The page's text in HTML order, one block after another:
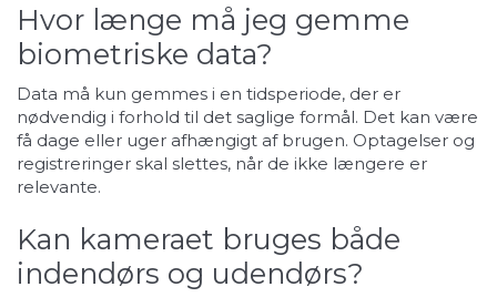
Hvor længe må jeg gemme
biometriske data?
Data må kun gemmes i en tidsperiode, der er
nødvendig i forhold til det saglige formål. Det kan være
få dage eller uger afhængigt af brugen. Optagelser og
registreringer skal slettes, når de ikke længere er
relevante.
Kan kameraet bruges både
indendørs og udendørs?